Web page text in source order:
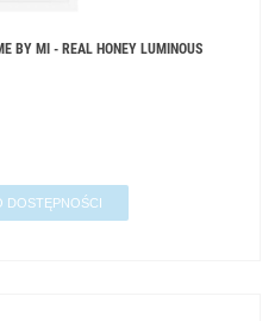
BY MI - REAL HONEY LUMINOUS
DOSTĘPNOŚCI